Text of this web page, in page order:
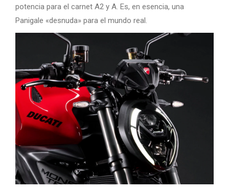
potencia para el carnet A2 y A. Es, en esencia, una
Panigale «desnuda» para el mundo real.